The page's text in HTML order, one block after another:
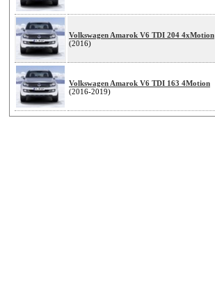
Volkswagen Amarok V6 TDI 204 4xMotion
(2016)
Volkswagen Amarok V6 TDI 163 4Motion
(2016-2019)